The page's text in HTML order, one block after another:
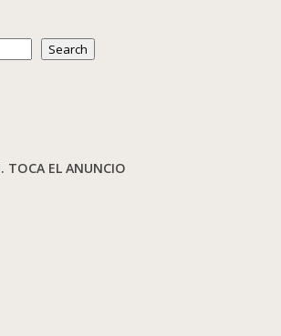
Search
TOCA EL ANUNCIO